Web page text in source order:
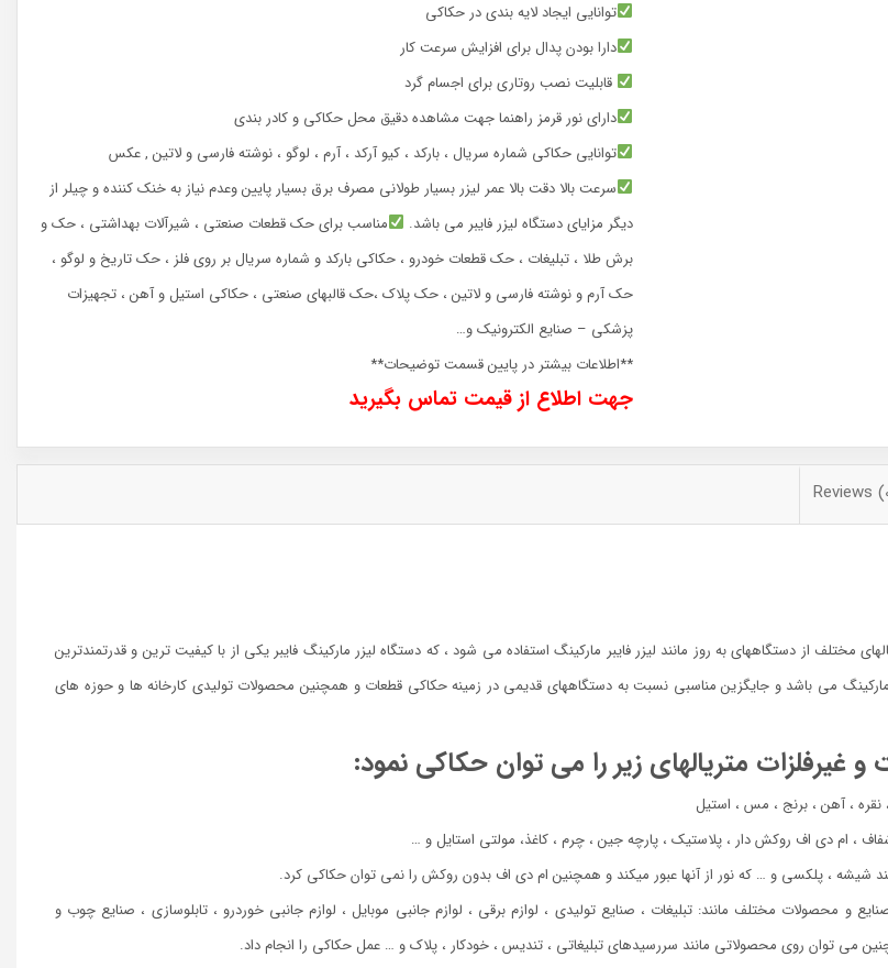
توانایی ایجاد لایه بندی در حکاکی
دارا بودن پدال برای افزایش سرعت کار
قابلیت نصب روتاری برای اجسام گرد
دارای نور قرمز راهنما جهت مشاهده دقیق محل حکاکی و کادر بندی
توانایی حکاکی شماره سریال ، بارکد ، کیو آرکد ، آرم ، لوگو ، نوشته فارسی و لاتین , عکس
سرعت بالا دقت بالا عمر لیزر بسیار طولانی مصرف برق بسیار پایین وعدم نیاز به خنک کننده و چیلر از
دیگر مزایای دستگاه لیزر فایبر می باشد.
مناسب برای حک قطعات صنعتی ، شیرآلات بهداشتی ، حک و
برش طلا ، تبلیغات ، حک قطعات خودرو ، حکاکی بارکد و شماره سریال بر روی فلز ، حک تاریخ و لوگو ،
حک آرم و نوشته فارسی و لاتین ، حک پلاک ،حک قالبهای صنعتی ، حکاکی استیل و آهن ، تجهیزات
پزشکی – صنایع الکترونیک و…
**اطلاعات بیشتر در پایین قسمت توضیحات**
جهت اطلاع از قیمت تماس بگیرید
Reviews
مختلف از دستگاههای به روز مانند لیزر فایبر مارکینگ استفاده می شود ، که دستگاه لیزر مارکینگ فایبر یکی از با کیفیت ترین و قدرتمندترین
می باشد و جایگزین مناسبی نسبت به دستگاههای قدیمی در زمینه حکاکی قطعات و همچنین محصولات تولیدی کارخانه ها و حوزه های
و غیرفلزات متریالهای زیر را می توان حکاکی نمود:
، نقره ، آهن ، برنج ، مس ، استیل
، ام دی اف روکش دار ، پلاستیک ، پارچه جین ، چرم ، کاغذ، مولتی استایل و …
شیشه ، پلکسی و … که نور از آنها عبور میکند و همچنین ام دی اف بدون روکش را نمی توان حکاکی کرد.
صنایع و محصولات مختلف مانند: تبلیغات ، صنایع تولیدی ، لوازم برقی ، لوازم جانبی موبایل ، لوازم جانبی خوردرو ، تابلوسازی ، صنایع چوب و
مي توان روی محصولاتی مانند سررسیدهای تبلیغاتی ، تندیس ، خودکار ، پلاک و … عمل حکاکی را انجام داد.